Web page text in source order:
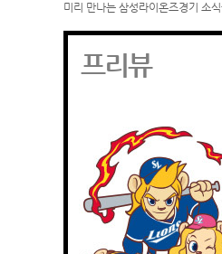
미리 만나는 삼성라이온즈경기 소
프리뷰